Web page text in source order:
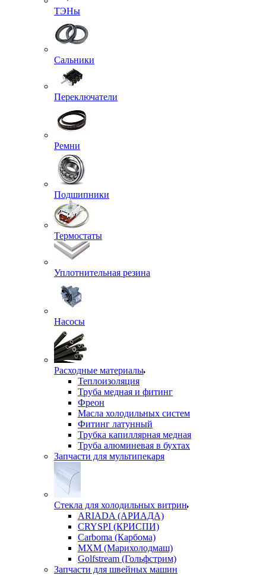
ТЭНы
Сальники
Переключатели
Ремни
Подшипники
Термостаты
Уплотнительная резина
Насосы
Расходные материалы
Теплоизоляция
Труба медная и фитинг
Фреон
Масла холодильных систем
Фитинг латунный
Трубка капиллярная медная
Труба алюминевая в бухтах
Запчасти для мультипекаря
Стекла для холодильных витрин
ARIADA (АРИАДА)
CRYSPI (КРИСПИ)
Carboma (Карбома)
MXM (Марихолодмаш)
Golfstream (Гольфстрим)
Запчасти для швейных машин